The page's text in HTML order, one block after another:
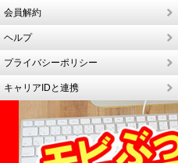
会員解約
ヘルプ
プライバシーポリシー
キャリアIDと連携